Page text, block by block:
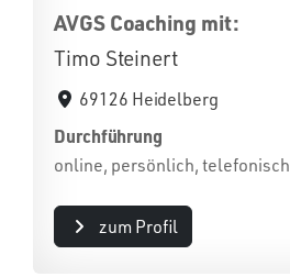
AVGS Coaching mit:
Timo Steinert
69126 Heidelberg
Durchführung
online, persönlich, telefonisch
zum Profil